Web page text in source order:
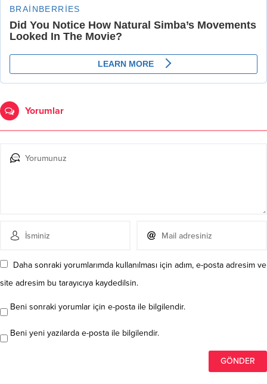
Yorumlar
Daha sonraki yorumlarımda kullanılması için adım, e-posta adresim ve
site adresim bu tarayıcıya kaydedilsin.
Beni sonraki yorumlar için e-posta ile bilgilendir.
Beni yeni yazılarda e-posta ile bilgilendir.